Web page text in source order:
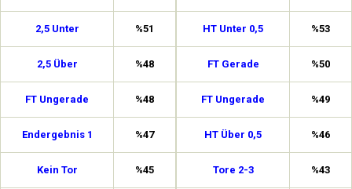
2,5 Unter %51
2,5 Über %48
FT Ungerade %48
Endergebnis 1 %47
Kein Tor %45
HT Unter 0,5 %53
FT Gerade %50
FT Ungerade %49
HT Über 0,5 %46
Tore 2-3 %43